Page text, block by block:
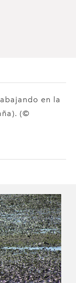
en la
(©